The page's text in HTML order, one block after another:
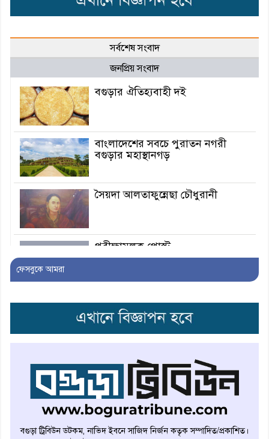
সর্বশেষ সংবাদ
জনপ্রিয় সংবাদ
বগুড়ার ঐতিহ্যবাহী দই
বাংলাদেশের সবচে পুরাতন নগরী
বগুড়ার মহাস্থানগড়
সৈয়দা আলতাফুন্নেছা চৌধুরানী
পরীক্ষামূলক পোস্ট
কতক বাক্য
প্রকৃতি পুরুষকে সর্বাপেক্ষা উন্নত
আকৃতি দান করিয়াছেন
ফেসবুকে আমরা
বগুড়া ট্রিবিউন ডটকম, নাভিদ ইবনে সাজিদ নির্জন কতৃক সম্পাদিত/প্রকাশিত।